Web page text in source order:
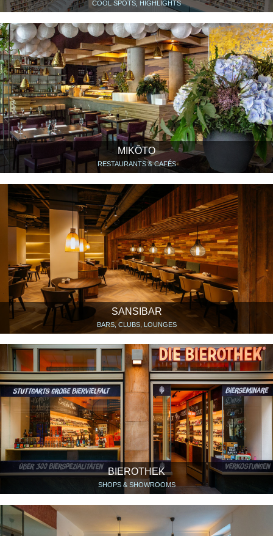
COOL SPOTS, HIGHLIGHTS
MIKÔTO
RESTAURANTS & CAFÉS
SANSIBAR
BARS, CLUBS, LOUNGES
BIEROTHEK
SHOPS & SHOWROOMS